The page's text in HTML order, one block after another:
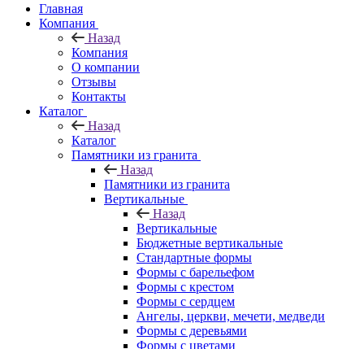
Главная
Компания
Назад
Компания
О компании
Отзывы
Контакты
Каталог
Назад
Каталог
Памятники из гранита
Назад
Памятники из гранита
Вертикальные
Назад
Вертикальные
Бюджетные вертикальные
Стандартные формы
Формы с барельефом
Формы с крестом
Формы с сердцем
Ангелы, церкви, мечети, медведи
Формы с деревьями
Формы с цветами